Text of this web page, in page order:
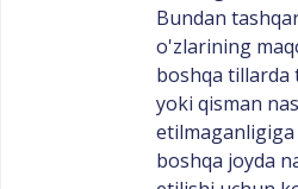
Bundan
o'zlarining
boshqa tillarda
yoki qisman
etilmaganligiga
boshqa joyda